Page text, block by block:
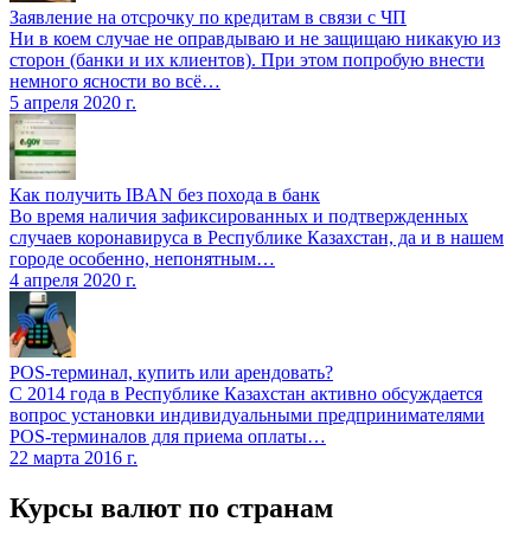
Заявление на отсрочку по кредитам в связи с ЧП
Ни в коем случае не оправдываю и не защищаю никакую из
сторон (банки и их клиентов). При этом попробую внести
немного ясности во всё…
5 апреля 2020 г.
Как получить IBAN без похода в банк
Во время наличия зафиксированных и подтвержденных
случаев коронавируса в Республике Казахстан, да и в нашем
городе особенно, непонятным…
4 апреля 2020 г.
POS-терминал, купить или арендовать?
С 2014 года в Республике Казахстан активно обсуждается
вопрос установки индивидуальными предпринимателями
POS-терминалов для приема оплаты…
22 марта 2016 г.
Курсы валют по странам